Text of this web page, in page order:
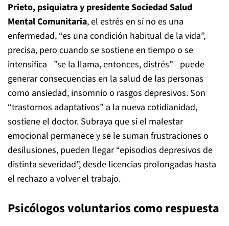
Prieto, psiquiatra y presidente Sociedad Salud
Mental Comunitaria, el estrés en sí no es una
enfermedad, “es una condición habitual de la vida”,
precisa, pero cuando se sostiene en tiempo o se
intensifica –”se la llama, entonces, distrés”– puede
generar consecuencias en la salud de las personas
como ansiedad, insomnio o rasgos depresivos. Son
“trastornos adaptativos” a la nueva cotidianidad,
sostiene el doctor. Subraya que si el malestar
emocional permanece y se le suman frustraciones o
desilusiones, pueden llegar “episodios depresivos de
distinta severidad”, desde licencias prolongadas hasta
el rechazo a volver el trabajo.
Psicólogos voluntarios como respuesta